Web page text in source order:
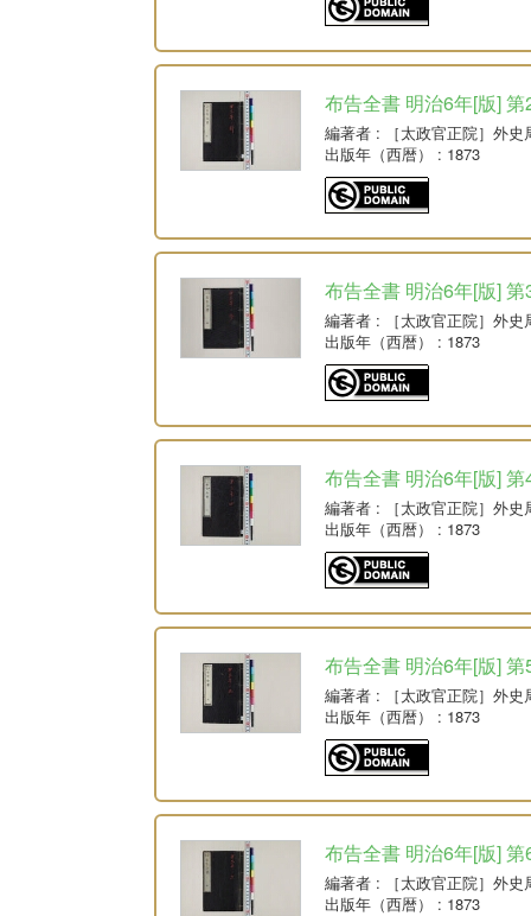
布告全書 明治6年[版] 第
編著者 : ［太政官正院］外史
出版年（西暦）
: 1873
布告全書 明治6年[版] 第
編著者 : ［太政官正院］外史
出版年（西暦）
: 1873
布告全書 明治6年[版] 第
編著者 : ［太政官正院］外史
出版年（西暦）
: 1873
布告全書 明治6年[版] 第
編著者 : ［太政官正院］外史
出版年（西暦）
: 1873
布告全書 明治6年[版] 第
編著者 : ［太政官正院］外史
出版年（西暦）
: 1873